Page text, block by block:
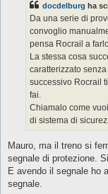
a
g
g
i
o
docdelburg ha
Da una serie di
convoglio
pensa Rocrail a
La stessa cosa
caratterizzato
successivo Rocrail
fai.
Chiamalo come
di sistema di
Mauro, ma il treno si
segnale di protezione.
E avendo il segnale ho
segnale.